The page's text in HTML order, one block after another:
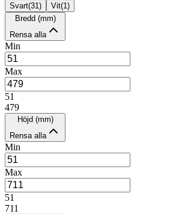
Svart(31 ) Vit(1 )
Bredd (mm)
Rensa alla
Min
Max
51
479
Höjd (mm)
Rensa alla
Min
Max
51
711